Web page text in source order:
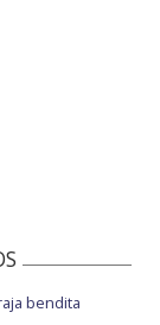
bendita